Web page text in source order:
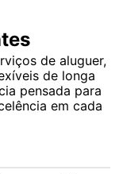
de aluguer,
de longa
pensada para
em cada